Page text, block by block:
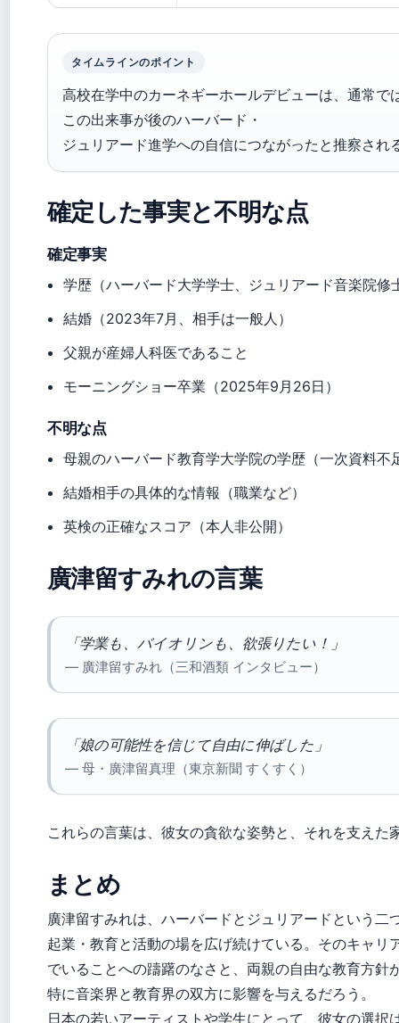
タイムラインのポイント
高校在学中のカーネギーホールデビューは、通常で
この出来事が後のハーバード・
ジュリアード進学への自信につながったと推察され
確定した事実と不明な点
確定事実
学歴（ハーバード大学学士、ジュリアード音楽院修
結婚（2023年7月、相手は一般人）
父親が産婦人科医であること
モーニングショー卒業（2025年9月26日）
不明な点
母親のハーバード教育学大学院の学歴（一次資料不
結婚相手の具体的な情報（職業など）
英検の正確なスコア（本人非公開）
廣津留すみれの言葉
「学業も、バイオリンも、欲張りたい！」
— 廣津留すみれ（三和酒類 インタビュー）
「娘の可能性を信じて自由に伸ばした」
— 母・廣津留真理（東京新聞 すくすく）
これらの言葉は、彼女の貪欲な姿勢と、それを支えた
まとめ
廣津留すみれは、ハーバードとジュリアードという二
起業・教育と活動の場を広げ続けている。そのキャリ
でいることへの躊躇のなさと、両親の自由な教育方針
特に音楽界と教育界の双方に影響を与えるだろう。
日本の若いアーティストや学生にとって、彼女の選択